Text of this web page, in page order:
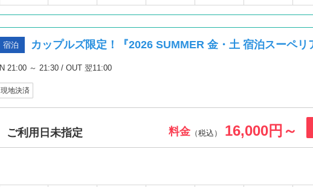
宿泊 カップルズ限定！『2026 SUMMER 金・土 宿泊スーペリ
IN 21:00 ～ 21:30 / OUT 翌11:00
現地決済
ご利用日未指定 料金（税込） 16,000円～